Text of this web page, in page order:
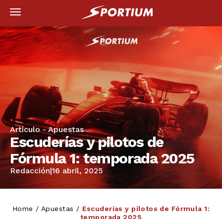
Artículo -Apuestas
Escuderías y pilotos de
Fórmula 1: temporada 2025
Redacción|16 abril, 2025
Home / Apuestas / Escuderías y pilotos de Fórmula 1:
temporada 2025